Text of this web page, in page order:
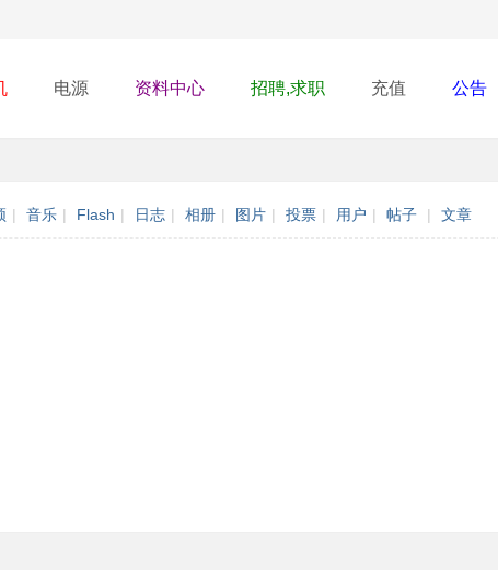
电源 资料中心 招聘,求职 充值 公告
| 音乐 | Flash | 日志 | 相册 | 图片 | 投票 | 用户 | 帖子 | 文章